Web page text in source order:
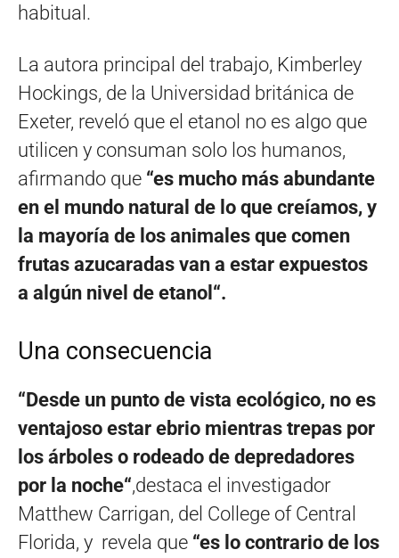
habitual.
La autora principal del trabajo, Kimberley
Hockings, de la Universidad británica de
Exeter, reveló que el etanol no es algo que
utilicen y consuman solo los humanos,
afirmando que “es mucho más abundante
en el mundo natural de lo que creíamos, y
la mayoría de los animales que comen
frutas azucaradas van a estar expuestos
a algún nivel de etanol“.
Una consecuencia
“Desde un punto de vista ecológico, no es
ventajoso estar ebrio mientras trepas por
los árboles o rodeado de depredadores
por la noche“,destaca el investigador
Matthew Carrigan, del College of Central
Florida, y revela que “es lo contrario de los